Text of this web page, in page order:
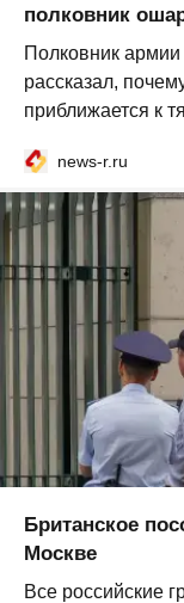
полковник
Полковник
рассказал,
приближается к
news-r.ru
Британское
Москве
Все российские